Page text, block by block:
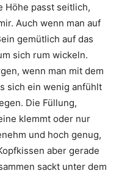
Höhe passt seitlich,
Auch wenn man auf
gemütlich auf das
sich rum wickeln.
wenn man mit dem
sich ein wenig anfühlt
Die Füllung,
klemmt oder nur
und hoch genug,
aber gerade
sackt unter dem